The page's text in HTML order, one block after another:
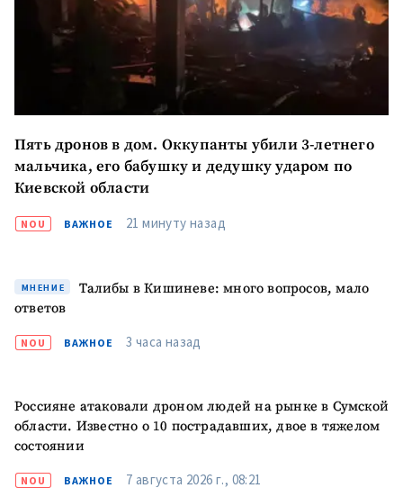
în Română in English
Пять дронов в дом. Оккупанты убили 3-летнего
мальчика, его бабушку и дедушку ударом по
Киевской области
NOU ВАЖНОЕ 21 минуту назад
МНЕНИЕ
Талибы в Кишиневе: много вопросов, мало
ответов
NOU ВАЖНОЕ 3 часа назад
Россияне атаковали дроном людей на рынке в Сумской
области. Известно о 10 пострадавших, двое в тяжелом
состоянии
NOU ВАЖНОЕ 7 августа 2026 г., 08:21